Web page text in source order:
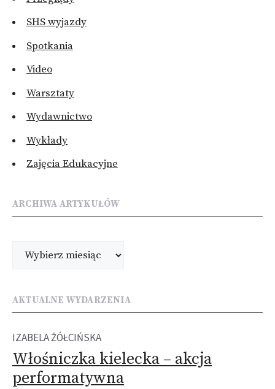
SHS wyjazdy
Spotkania
Video
Warsztaty
Wydawnictwo
Wykłady
Zajęcia Edukacyjne
ARCHIWA ARTYKUŁÓW
Archiwa
AKTUALNE WYDARZENIA
IZABELA ŻÓŁCIŃSKA
Włośniczka kielecka – akcja
performatywna